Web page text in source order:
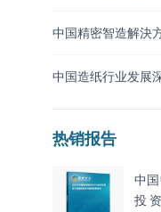
中国精密智造解決
中国造纸行业发展
热销报告
中
投